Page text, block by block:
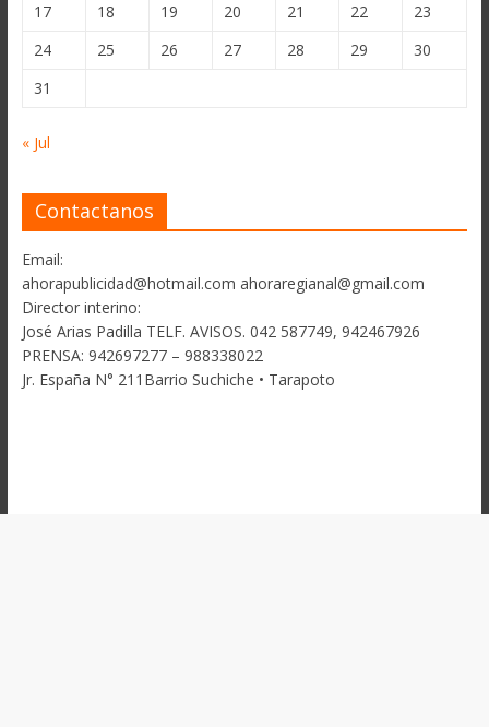
17
18 19 20 21 22
23
24
25 26 27 28 29
30
31
« Jul
Contactanos
Email:
ahorapublicidad@hotmail.com ahoraregianal@gmail.com
Director interino:
José Arias Padilla TELF. AVISOS. 042 587749, 942467926
PRENSA: 942697277 – 988338022
Jr. España N° 211Barrio Suchiche • Tarapoto